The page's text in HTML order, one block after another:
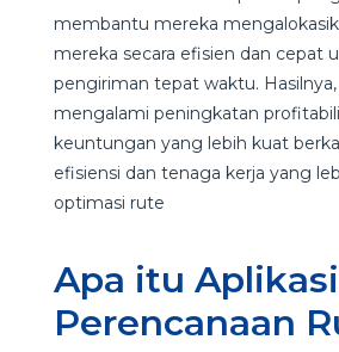
membantu mereka
mereka secara efisien dan cepat
pengiriman tepat waktu. Hasilnya,
mengalami peningkatan
keuntungan yang lebih kuat
efisiensi dan tenaga kerja yang
optimasi rute
Apa itu Aplikasi
Perencanaan